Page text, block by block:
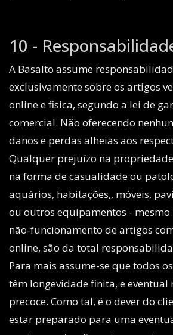
10 -
A Basalto assume
exclusivamente sobre os artigos
online e fisica, segundo a lei de
comercial. Não oferecendo
danos e perdas alheias aos
Qualquer prejuízo na
na forma de casualidade ou
aquários, habitações,, móveis,
ou outros equipamentos -
não-funcionamento de artigos
online, são da total
Para mais assume-se que todos
têm longevidade finita, e eventual
precoce. Como tal, é o dever do
estar preparado para uma